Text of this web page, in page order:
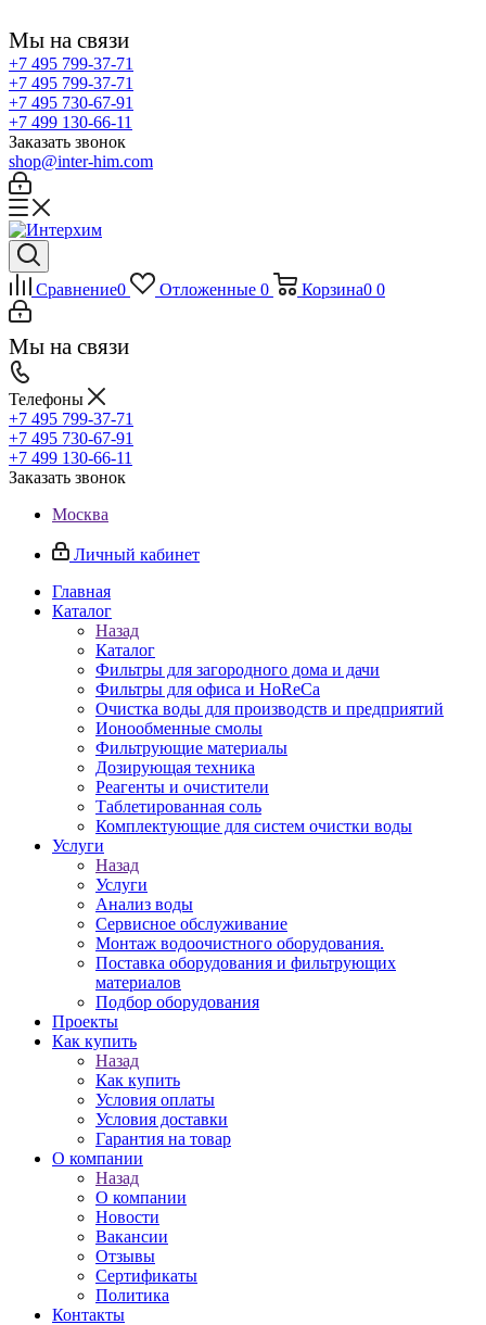
Мы на связи
+7 495 799-37-71
+7 495 799-37-71
+7 495 730-67-91
+7 499 130-66-11
Заказать звонок
shop@inter-him.com
Сравнение0 Отложенные 0 Корзина0 0
Мы на связи
Телефоны
+7 495 799-37-71
+7 495 730-67-91
+7 499 130-66-11
Заказать звонок
Москва
Личный кабинет
Главная
Каталог
Назад
Каталог
Фильтры для загородного дома и дачи
Фильтры для офиса и HoReCa
Очистка воды для производств и предприятий
Ионообменные смолы
Фильтрующие материалы
Дозирующая техника
Реагенты и очистители
Таблетированная соль
Комплектующие для систем очистки воды
Услуги
Назад
Услуги
Анализ воды
Сервисное обслуживание
Монтаж водоочистного оборудования.
Поставка оборудования и фильтрующих
материалов
Подбор оборудования
Проекты
Как купить
Назад
Как купить
Условия оплаты
Условия доставки
Гарантия на товар
О компании
Назад
О компании
Новости
Вакансии
Отзывы
Сертификаты
Политика
Контакты